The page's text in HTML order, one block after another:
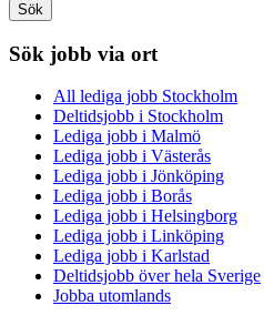
Sök
Sök jobb via ort
All lediga jobb Stockholm
Deltidsjobb i Stockholm
Lediga jobb i Malmö
Lediga jobb i Västerås
Lediga jobb i Jönköping
Lediga jobb i Borås
Lediga jobb i Helsingborg
Lediga jobb i Linköping
Lediga jobb i Karlstad
Deltidsjobb över hela Sverige
Jobba utomlands